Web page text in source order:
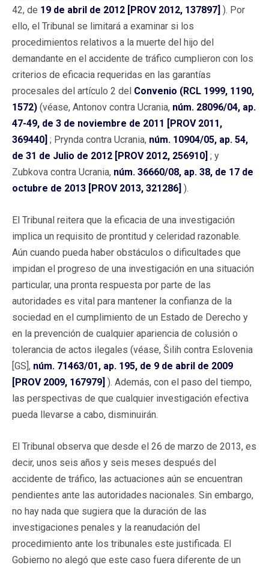
42, de 19 de abril de 2012 [PROV 2012, 137897] ). Por
ello, el Tribunal se limitará a examinar si los
procedimientos relativos a la muerte del hijo del
demandante en el accidente de tráfico cumplieron con los
criterios de eficacia requeridas en las garantías
procesales del artículo 2 del Convenio (RCL 1999, 1190,
1572) (véase, Antonov contra Ucrania, núm. 28096/04, ap.
47-49, de 3 de noviembre de 2011 [PROV 2011,
369440] ; Prynda contra Ucrania, núm. 10904/05, ap. 54,
de 31 de Julio de 2012 [PROV 2012, 256910] ; y
Zubkova contra Ucrania, núm. 36660/08, ap. 38, de 17 de
octubre de 2013 [PROV 2013, 321286] ).
El Tribunal reitera que la eficacia de una investigación
implica un requisito de prontitud y celeridad razonable.
Aún cuando pueda haber obstáculos o dificultades que
impidan el progreso de una investigación en una situación
particular, una pronta respuesta por parte de las
autoridades es vital para mantener la confianza de la
sociedad en el cumplimiento de un Estado de Derecho y
en la prevención de cualquier apariencia de colusión o
tolerancia de actos ilegales (véase, Šilih contra Eslovenia
[GS], núm. 71463/01, ap. 195, de 9 de abril de 2009
[PROV 2009, 167979] ). Además, con el paso del tiempo,
las perspectivas de que cualquier investigación efectiva
pueda llevarse a cabo, disminuirán.
El Tribunal observa que desde el 26 de marzo de 2013, es
decir, unos seis años y seis meses después del
accidente de tráfico, las actuaciones aún se encuentran
pendientes ante las autoridades nacionales. Sin embargo,
no hay nada que sugiera que la duración de las
investigaciones penales y la reanudación del
procedimiento ante los tribunales este justificada. El
Gobierno no alegó que este caso fuera diferente de un